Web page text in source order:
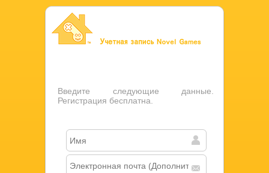
Введите следующие данные.
Регистрация бесплатна.